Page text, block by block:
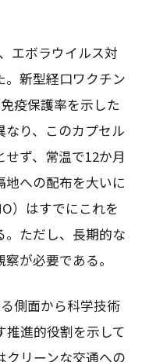
エボラウイルス対
。新型経口ワクチン
疫保護率を示した
り、このカプセル
ず、常温で12か月
への配布を大いに
）はすでにこれを
。ただし、長期的な
が必要である。
側面から科学技術
進的役割を示して
クリーンな交通への